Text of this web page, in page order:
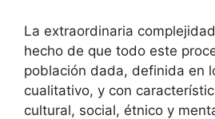
La extraordinaria
hecho de que todo este
población dada, definida en
cualitativo, y con
cultural, social, étnico y